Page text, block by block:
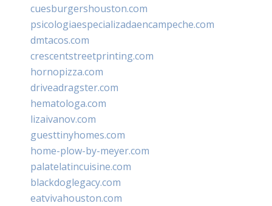
cuesburgershouston.com
psicologiaespecializadaencampeche.com
dmtacos.com
crescentstreetprinting.com
hornopizza.com
driveadragster.com
hematologa.com
lizaivanov.com
guesttinyhomes.com
home-plow-by-meyer.com
palatelatincuisine.com
blackdoglegacy.com
eatvivahouston.com